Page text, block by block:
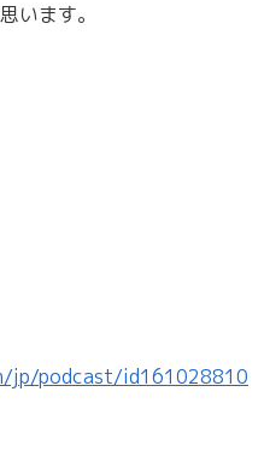
います。
jp/podcast/id161028810